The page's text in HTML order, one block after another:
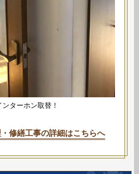
ンターホン取替！
修繕工事の詳細はこちらへ